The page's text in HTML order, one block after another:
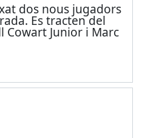
dos nous jugadors
Es tracten del
Cowart Junior i Marc